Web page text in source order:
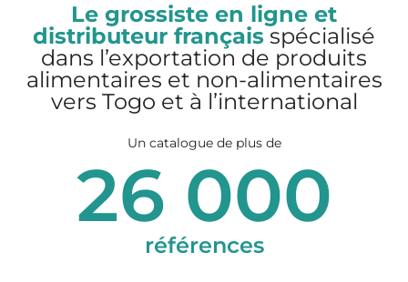
Le grossiste en ligne et
distributeur français spécialisé
dans l’exportation de produits
alimentaires et non-alimentaires
vers Togo et à l’international
Un catalogue de plus de
26 000
références